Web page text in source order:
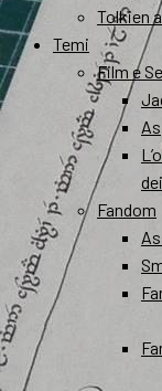
Tolkien
Temi
Film e
Fandom